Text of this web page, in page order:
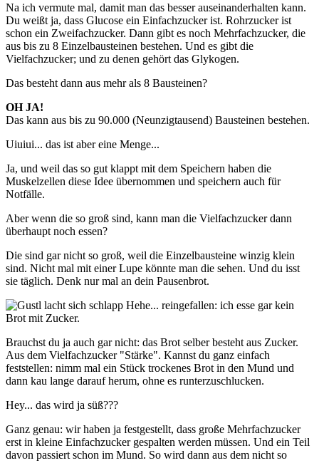
Na ich vermute mal, damit man das besser auseinanderhalten kann.
Du weißt ja, dass Glucose ein Einfachzucker ist. Rohrzucker ist
schon ein Zweifachzucker. Dann gibt es noch Mehrfachzucker, die
aus bis zu 8 Einzelbausteinen bestehen. Und es gibt die
Vielfachzucker; und zu denen gehört das Glykogen.
Das besteht dann aus mehr als 8 Bausteinen?
OH JA!
Das kann aus bis zu 90.000 (Neunzigtausend) Bausteinen bestehen.
Uiuiui... das ist aber eine Menge...
Ja, und weil das so gut klappt mit dem Speichern haben die
Muskelzellen diese Idee übernommen und speichern auch für
Notfälle.
Aber wenn die so groß sind, kann man die Vielfachzucker dann
überhaupt noch essen?
Die sind gar nicht so groß, weil die Einzelbausteine winzig klein
sind. Nicht mal mit einer Lupe könnte man die sehen. Und du isst
sie täglich. Denk nur mal an dein Pausenbrot.
Hehe... reingefallen: ich esse gar kein
Brot mit Zucker.
Brauchst du ja auch gar nicht: das Brot selber besteht aus Zucker.
Aus dem Vielfachzucker "Stärke". Kannst du ganz einfach
feststellen: nimm mal ein Stück trockenes Brot in den Mund und
dann kau lange darauf herum, ohne es runterzuschlucken.
Hey... das wird ja süß???
Ganz genau: wir haben ja festgestellt, dass große Mehrfachzucker
erst in kleine Einfachzucker gespalten werden müssen. Und ein Teil
davon passiert schon im Mund. So wird dann aus dem nicht so